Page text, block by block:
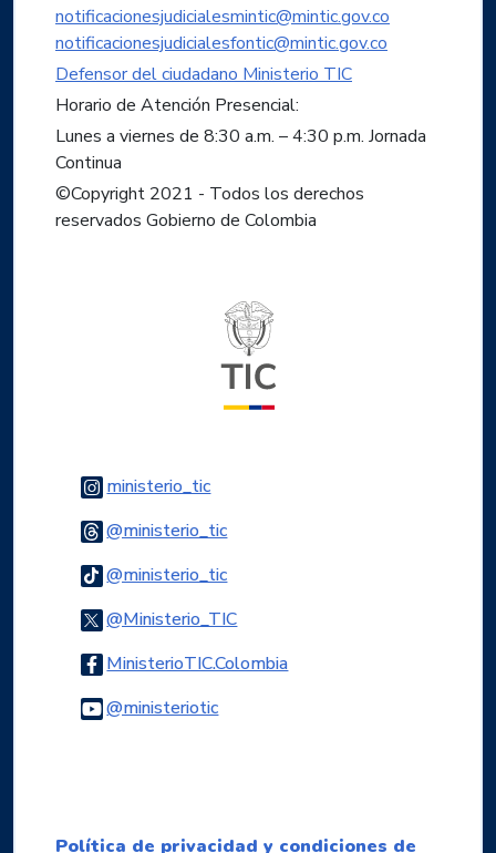
notificacionesjudicialesmintic@mintic.gov.co
notificacionesjudicialesfontic@mintic.gov.co
Defensor del ciudadano Ministerio TIC
Horario de Atención Presencial:
Lunes a viernes de 8:30 a.m. – 4:30 p.m. Jornada
Continua
©Copyright 2021 - Todos los derechos
reservados Gobierno de Colombia
ministerio_ticLogo Instagram
@ministerio_ticLogo Threads
@ministerio_ticLogo Tiktok
@Ministerio_TICLogo Twitter
MinisterioTIC.ColombiaLogo Facebook
@ministerioticLogo Youtube
Política de privacidad y condiciones de